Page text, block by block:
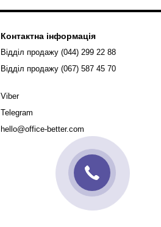
Контактна інформація
Відділ продажу (044) 299 22 88
Відділ продажу (067) 587 45 70
Viber
Telegram
hello@office-better.com